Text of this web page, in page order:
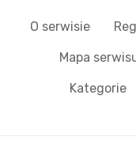
O serwisie
Mapa
Kategorie